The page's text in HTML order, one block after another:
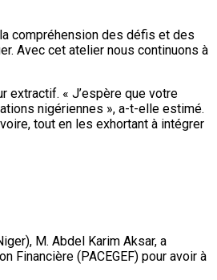
compréhension des défis et des
Avec cet atelier nous continuons à
extractif. « J’espère que votre
nigériennes », a-t-elle estimé.
tout en les exhortant à intégrer
M. Abdel Karim Aksar, a
Financière (PACEGEF) pour avoir à